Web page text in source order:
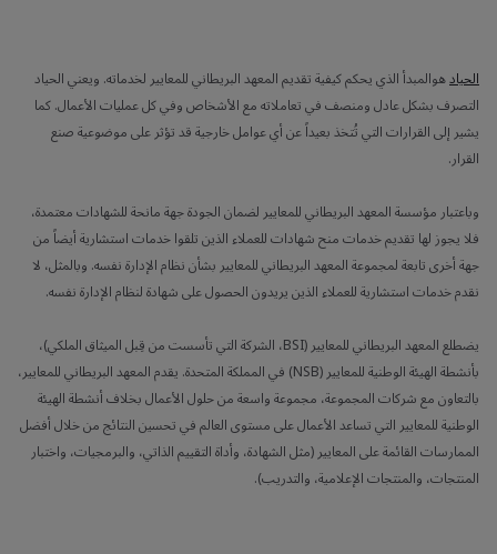
الحيادهوالمبدأ الذي يحكم كيفية تقديم المعهد البريطاني للمعايير لخدماته. ويعني الحياد
التصرف بشكل عادل ومنصف في تعاملاته مع الأشخاص وفي كل عمليات الأعمال. كما
يشير إلى القرارات التي تُتخذ بعيداً عن أي عوامل خارجية قد تؤثر على موضوعية صنع
القرار.
وباعتبار مؤسسة المعهد البريطاني للمعايير لضمان الجودة جهة مانحة للشهادات معتمدة،
فلا يجوز لها تقديم خدمات منح شهادات للعملاء الذين تلقوا خدمات استشارية أيضاً من
جهة أخرى تابعة لمجموعة المعهد البريطاني للمعايير بشأن نظام الإدارة نفسه. وبالمثل، لا
نقدم خدمات استشارية للعملاء الذين يريدون الحصول على شهادة لنظام الإدارة نفسه.
يضطلع المعهد البريطاني للمعايير (BSI، الشركة التي تأسست من قِبل الميثاق الملكي)،
بأنشطة الهيئة الوطنية للمعايير (NSB) في المملكة المتحدة. يقدم المعهد البريطاني للمعايير،
بالتعاون مع شركات المجموعة، مجموعة واسعة من حلول الأعمال بخلاف أنشطة الهيئة
الوطنية للمعايير التي تساعد الأعمال على مستوى العالم في تحسين النتائج من خلال أفضل
الممارسات القائمة على المعايير (مثل الشهادة، وأداة التقييم الذاتي، والبرمجيات، واختبار
المنتجات، والمنتجات الإعلامية، والتدريب).